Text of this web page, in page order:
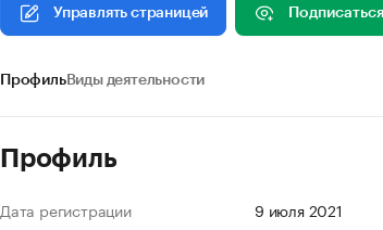
Управлять страницей
ПрофильВиды деятельности
Профиль
Дата регистрации
9 июля 2021